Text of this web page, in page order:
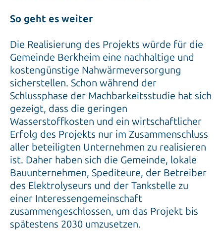
So geht es weiter
Die Realisierung des Projekts würde für die
Gemeinde Berkheim eine nachhaltige und
kostengünstige Nahwärmeversorgung
sicherstellen. Schon während der
Schlussphase der Machbarkeitsstudie hat sich
gezeigt, dass die geringen
Wasserstoffkosten und ein wirtschaftlicher
Erfolg des Projekts nur im Zusammenschluss
aller beteiligten Unternehmen zu realisieren
ist. Daher haben sich die Gemeinde, lokale
Bauunternehmen, Spediteure, der Betreiber
des Elektrolyseurs und der Tankstelle zu
einer Interessengemeinschaft
zusammengeschlossen, um das Projekt bis
spätestens 2030 umzusetzen.